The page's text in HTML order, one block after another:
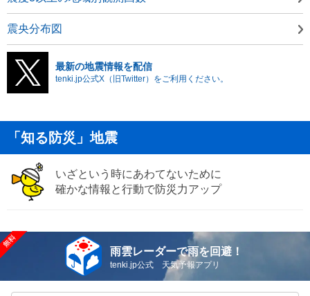
震央分布図
最新の地震情報を配信
tenki.jp公式X（旧Twitter）をご利用ください。
「知る防災」地震
いざという時にあわてないために
確かな情報と行動で防災力アップ
雨雲レーダーで雨を回避！
tenki.jp公式 天気予報アプリ